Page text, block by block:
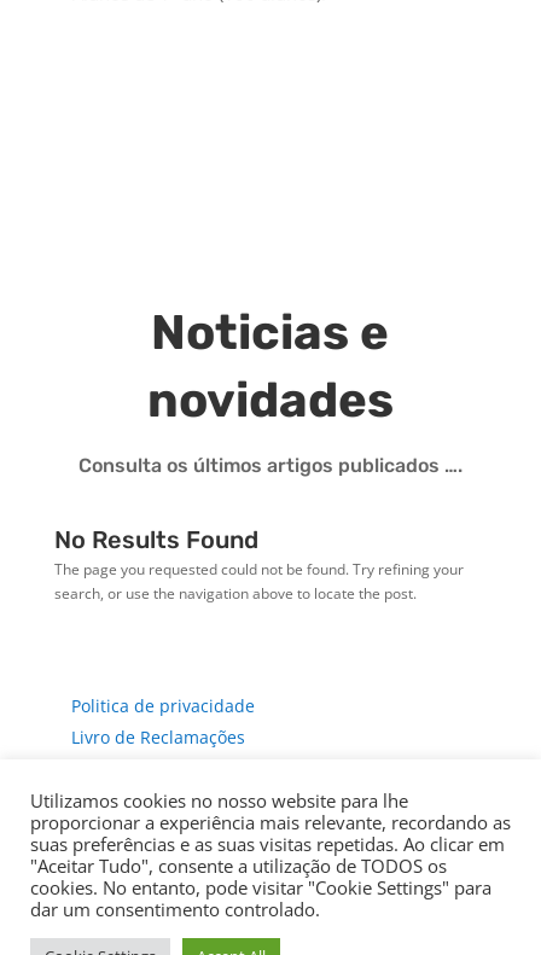
Noticias e
novidades
Consulta os últimos artigos publicados ….
No Results Found
The page you requested could not be found. Try refining your
search, or use the navigation above to locate the post.
Politica de privacidade
Livro de Reclamações
Utilizamos cookies no nosso website para lhe
proporcionar a experiência mais relevante, recordando as
suas preferências e as suas visitas repetidas. Ao clicar em
"Aceitar Tudo", consente a utilização de TODOS os
cookies. No entanto, pode visitar "Cookie Settings" para
dar um consentimento controlado.